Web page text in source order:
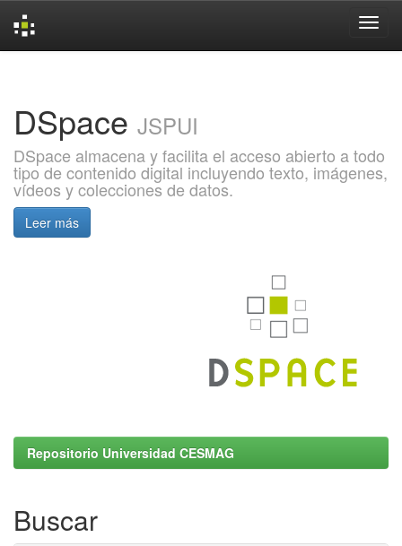
DSpace JSPUI
DSpace almacena y facilita el acceso abierto a todo
tipo de contenido digital incluyendo texto, imágenes,
vídeos y colecciones de datos.
Leer más
Repositorio Universidad CESMAG
Buscar